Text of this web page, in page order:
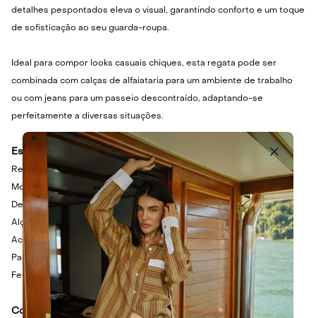
detalhes pespontados eleva o visual, garantindo conforto e um toque
de sofisticação ao seu guarda-roupa.
Ideal para compor looks casuais chiques, esta regata pode ser
combinada com calças de alfaiataria para um ambiente de trabalho
ou com jeans para um passeio descontraído, adaptando-se
perfeitamente a diversas situações.
Especificações Técnicas
Regata em tecido plano encorpado
Modelagem ampla
Decote reto
Alças finas
Acabamento pespontado
Padronagem de listras
Fechamento posterior em zíper de metal
Composição